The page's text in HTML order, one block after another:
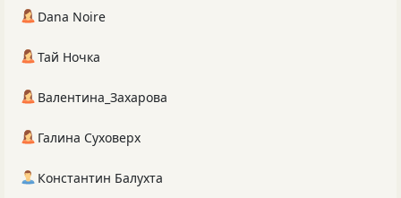
Dana Noire
Тай Ночка
Валентина_Захарова
Галина Суховерх
Константин Балухта